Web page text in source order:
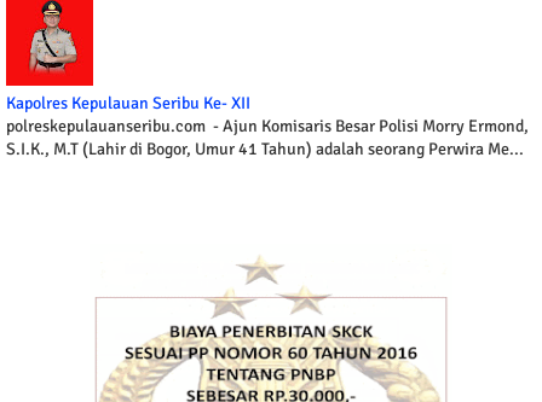
Kapolres Kepulauan Seribu Ke- XII
polreskepulauanseribu.com - Ajun Komisaris Besar Polisi Morry Ermond,
S.I.K., M.T (Lahir di Bogor, Umur 41 Tahun) adalah seorang Perwira Me...